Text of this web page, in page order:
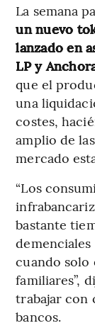
La semana
un nuevo
lanzado en
LP y
que el
una
costes,
amplio de
mercado
“Los
bastante
cuando solo
familiares”,
trabajar con
bancos.